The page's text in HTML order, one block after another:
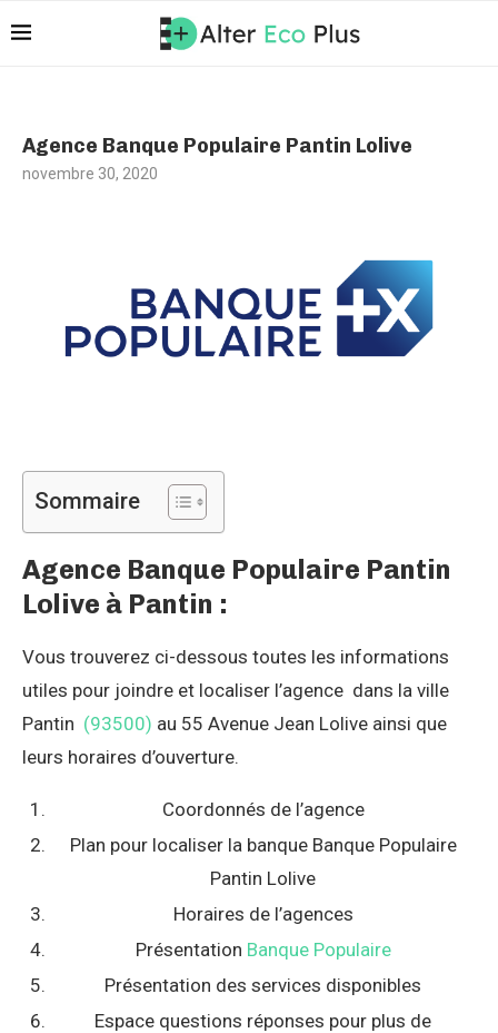
Agence Banque Populaire Pantin Lolive
novembre 30, 2020
Sommaire
Agence Banque Populaire Pantin
Lolive à Pantin :
Vous trouverez ci-dessous toutes les informations
utiles pour joindre et localiser l’agence dans la ville
Pantin (93500) au 55 Avenue Jean Lolive ainsi que
leurs horaires d’ouverture.
Coordonnés de l’agence
Plan pour localiser la banque Banque Populaire
Pantin Lolive
Horaires de l’agences
Présentation Banque Populaire
Présentation des services disponibles
Espace questions réponses pour plus de